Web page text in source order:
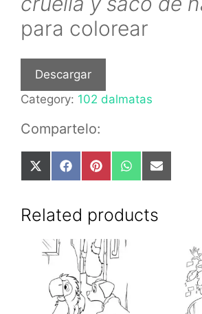
para colorear
Descargar
Category: 102 dalmatas
Compartelo:
Share
on
(Twitter)
Share
on
Share
on
Share
on
Share
on
Related products